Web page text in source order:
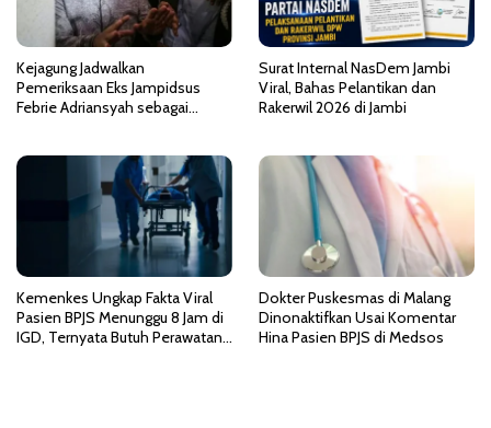
Kejagung Jadwalkan
Pemeriksaan Eks Jampidsus
Febrie Adriansyah sebagai
Surat Internal NasDem Jambi
Viral, Bahas Pelantikan dan
Rakerwil 2026 di Jambi
Kemenkes Ungkap Fakta Viral
Pasien BPJS Menunggu 8 Jam di
IGD, Ternyata Butuh Perawatan
Dokter Puskesmas di Malang
Dinonaktifkan Usai Komentar
Hina Pasien BPJS di Medsos